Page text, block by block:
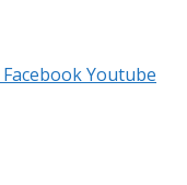
FacebookYoutube